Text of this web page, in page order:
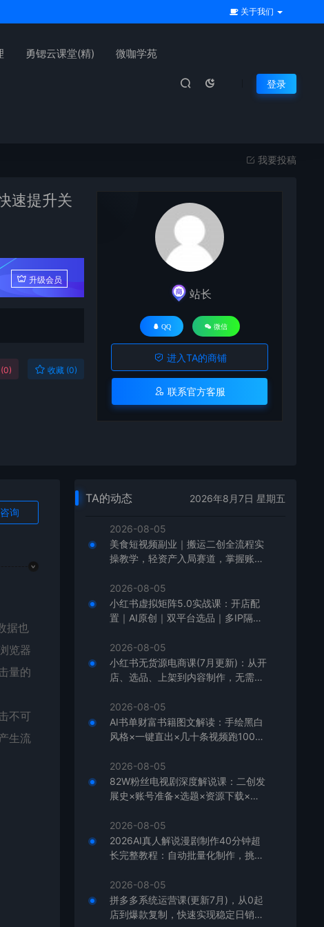
关于我们
勇锶云课堂(精) 微咖学苑
登录
我要投稿
速提升关
升级会员
0) 收藏 (0)
站长
QQ 微信
进入TA的商铺
联系官方客服
询
据也
览器
量的
不可
生流
TA的动态 2026年8月7日 星期五
2026-08-05
美食短视频副业｜搬运二创全流程实
操教学，轻资产入局赛道，掌握账号
2026-08-05
小红书虚拟矩阵5.0实战课：开店配
置｜AI原创｜双平台选品｜多IP隔离
2026-08-05
小红书无货源电商课(7月更新)：从开
店、选品、上架到内容制作，无需囤
2026-08-05
AI书单财富书籍图文解读：手绘黑白
风格×一键直出×几十条视频跑1000
2026-08-05
82W粉丝电视剧深度解说课：二创发
展史×账号准备×选题×资源下载×爆
2026-08-05
2026AI真人解说漫剧制作40分钟超
长完整教程：自动批量化制作，挑战
2026-08-05
拼多多系统运营课(更新7月)，从0起
店到爆款复制，快速实现稳定日销千